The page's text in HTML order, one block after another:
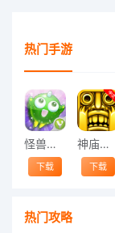
热门手游
怪兽跳跃
下载
神庙逃亡中文版
下载
热门攻略